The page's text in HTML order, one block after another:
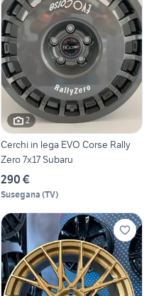
2
Cerchi in lega EVO Corse Rally
Zero 7x17 Subaru
290 €
Susegana (TV)